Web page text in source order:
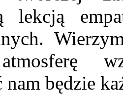
lekcją
będzie